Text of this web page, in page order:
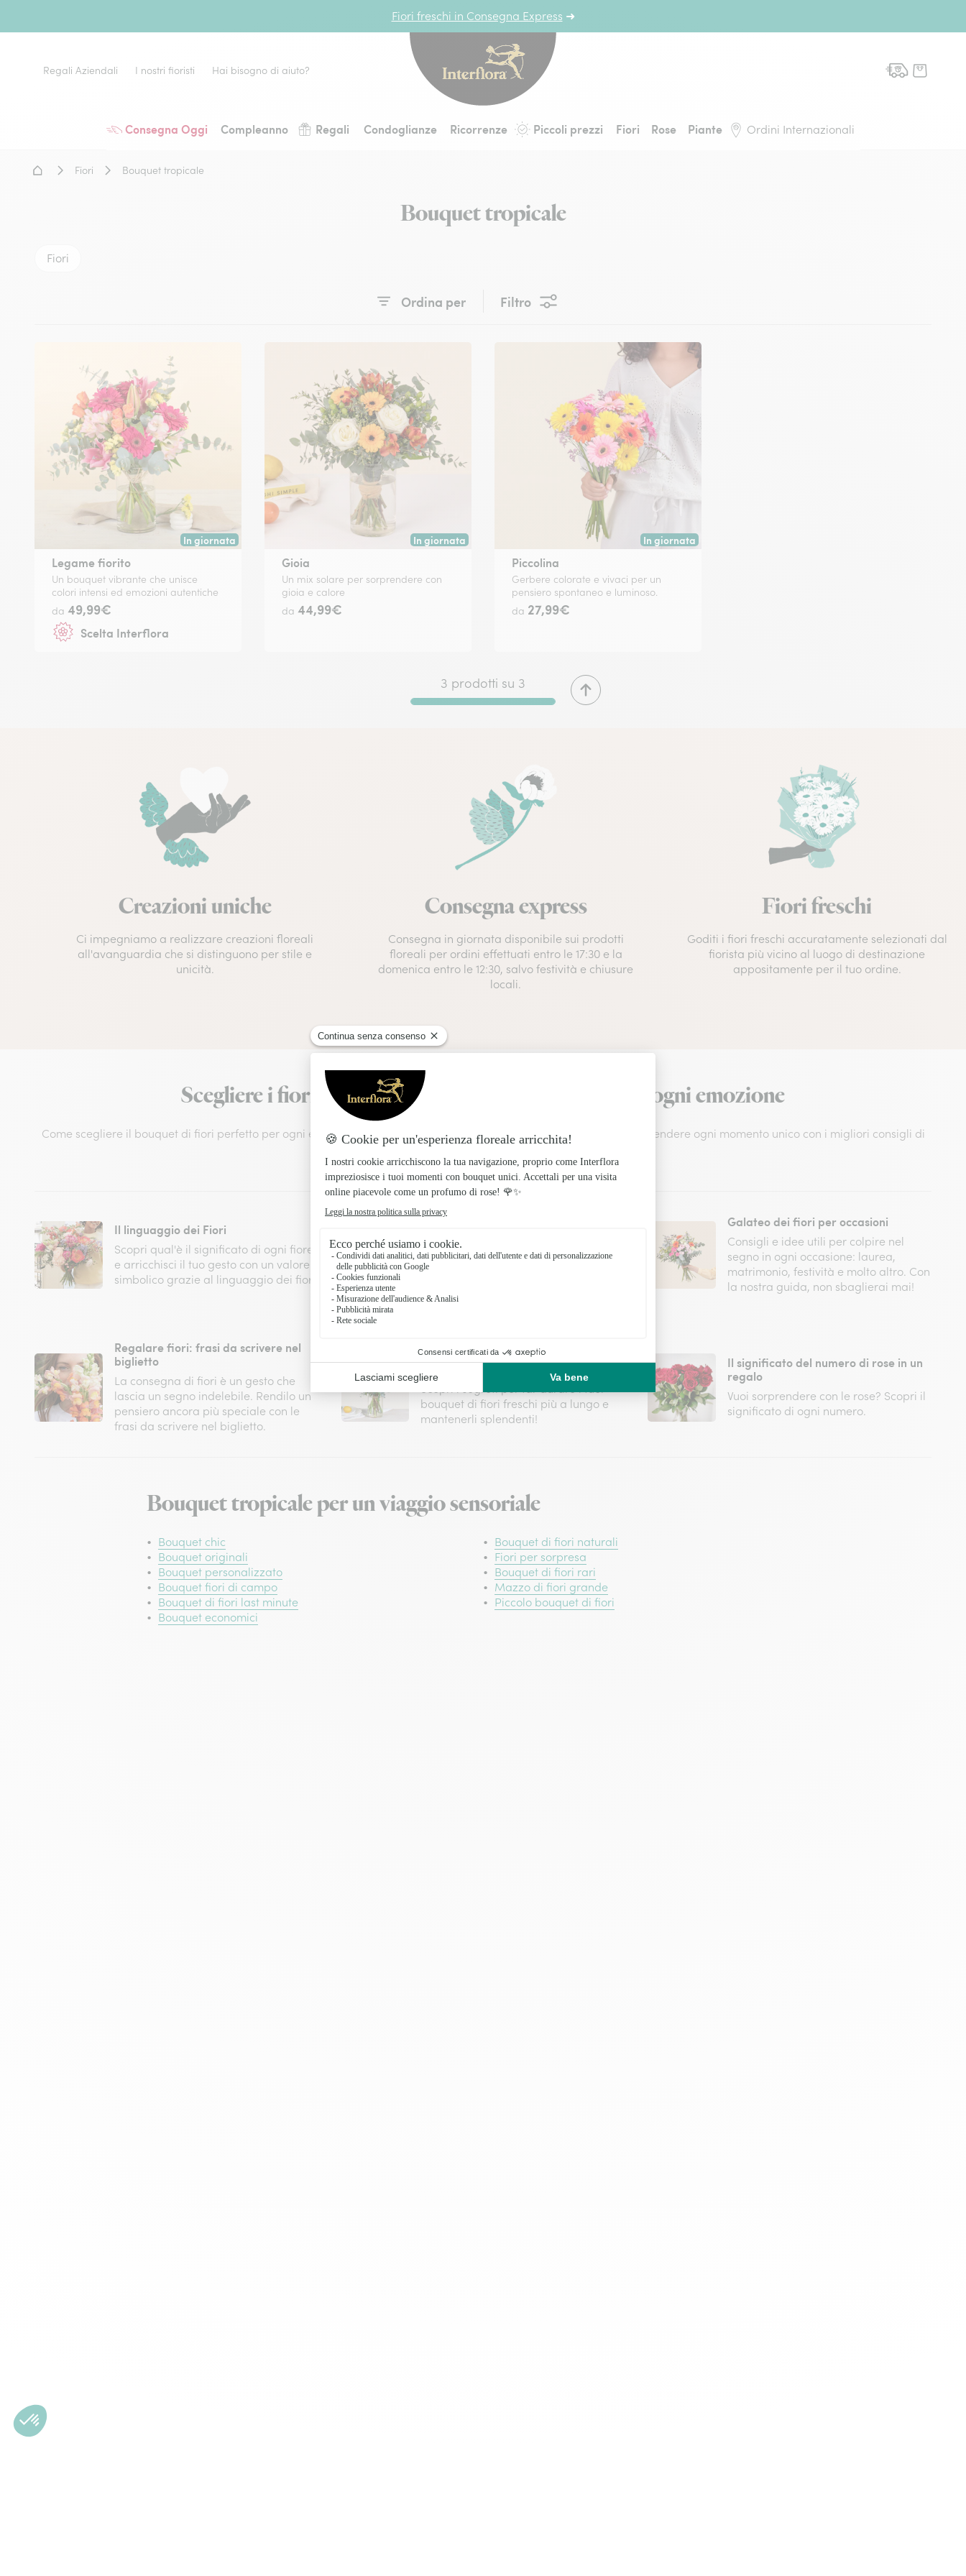
Fiori freschi in Consegna Express ➜
Consegna Oggi Compleanno Regali Condoglianze Ricorrenze Piccoli prezzi Fiori Rose Piante Ordini Internazionali
Regali Aziendali I nostri fioristi Hai bisogno di aiuto?
Home - Fiori a domicilio
Fiori Bouquet tropicale
Bouquet tropicale
Fiori
Ordina per Filtro
In giornata
Consegna disponibile oggi o in data a tua scelta.
Legame fiorito
Un bouquet vibrante che unisce
colori intensi ed emozioni autentiche
da 49,99€
Scelta Interflora
In giornata
Consegna disponibile oggi o in data a tua scelta.
Gioia
Un mix solare per sorprendere con
gioia e calore
da 44,99€
In giornata
Consegna disponibile oggi o in data a tua scelta.
Piccolina
Gerbere colorate e vivaci per un
pensiero spontaneo e luminoso.
da 27,99€
3 prodotti su 3
Creazioni uniche
Ci impegniamo a realizzare creazioni floreali
all'avanguardia che si distinguono per stile e
unicità.
Consegna express
Consegna in giornata disponibile sui prodotti
floreali per ordini effettuati entro le 17:30 e la
domenica entro le 12:30, salvo festività e chiusure
locali.
Fiori freschi
Goditi i fiori freschi accuratamente selezionati dal
fiorista più vicino al luogo di destinazione
appositamente per il tuo ordine.
Scegliere i fiori giusti: bouquet per ogni occasione e ogni emozione
Come scegliere il bouquet di fiori perfetto per ogni evento speciale? Scopri come abbinare i fiori al tuo messaggio e rendere ogni momento unico con i migliori consigli di
Il linguaggio dei Fiori
Scopri qual'è il significato di ogni fiore
e arricchisci il tuo gesto con un valore
simbolico grazie al linguaggio dei fiori
Scopri in questo approfondimento
qual'è il fiore associato al tuo segno
Galateo dei fiori per occasioni
Consigli e idee utili per colpire nel
segno in ogni occasione: laurea,
matrimonio, festività e molto altro. Con
la nostra guida, non sbaglierai mai!
Regalare fiori: frasi da scrivere nel
biglietto
La consegna di fiori è un gesto che
lascia un segno indelebile. Rendilo un
pensiero ancora più speciale con le
frasi da scrivere nel biglietto.
Conservare i bouquet di fiori freschi
bouquet di fiori freschi più a lungo e
mantenerli splendenti!
Il significato del numero di rose in un
regalo
Vuoi sorprendere con le rose? Scopri il
significato di ogni numero.
Bouquet tropicale per un viaggio sensoriale
Bouquet chic
Bouquet di fiori naturali
Bouquet originali
Fiori per sorpresa
Bouquet personalizzato
Bouquet di fiori rari
Bouquet fiori di campo
Mazzo di fiori grande
Bouquet di fiori last minute
Piccolo bouquet di fiori
Bouquet economici